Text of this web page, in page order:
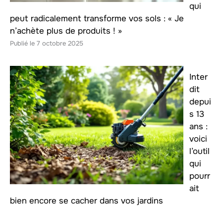
qui
peut radicalement transforme vos sols : « Je
n’achète plus de produits ! »
7 octobre 2025
Inter
dit
depui
s 13
ans :
voici
l’outil
qui
pourr
ait
bien encore se cacher dans vos jardins